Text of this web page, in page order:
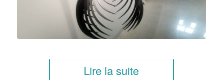
Lire la suite